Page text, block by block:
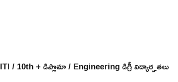
/ 10th + డిప్లొమా / Engineering డిగ్రీ విద్యార్హతలు